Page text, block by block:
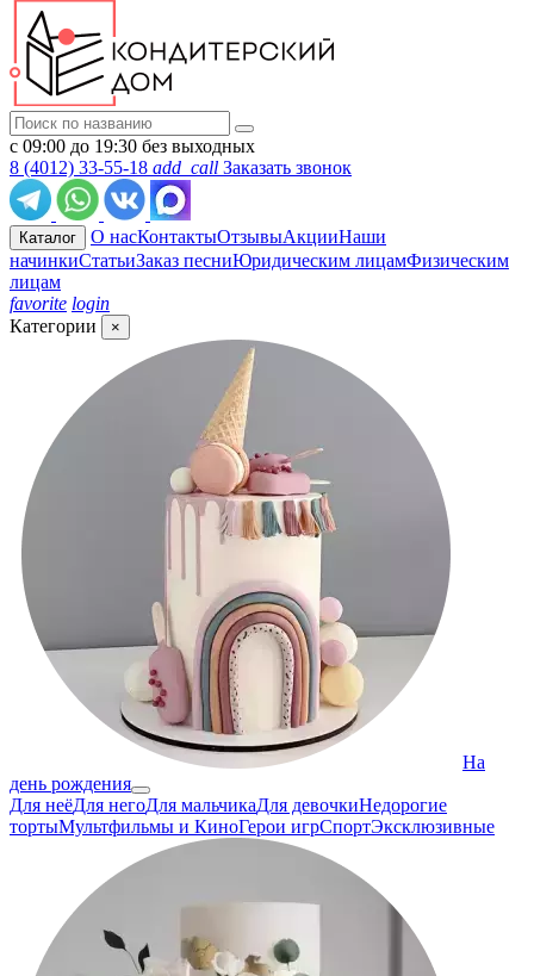
с 09:00 до 19:30 без выходных
8 (4012) 33-55-18 add_call Заказать звонок
Каталог О насКонтактыОтзывыАкцииНаши
начинкиСтатьиЗаказ песниЮридическим лицамФизическим
лицам
favorite login
Категории
×
На
день рождения
Для неёДля негоДля мальчикаДля девочкиНедорогие
тортыМультфильмы и КиноГерои игрСпортЭксклюзивные